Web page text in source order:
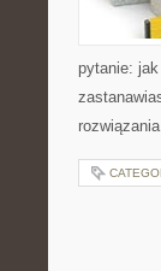
pytanie: